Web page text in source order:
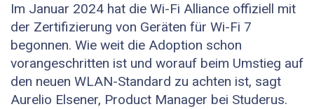
Im Januar 2024 hat die Wi-Fi Alliance offiziell mit
der Zertifizierung von Geräten für ­Wi-Fi 7
begonnen. Wie weit die Adoption schon
vorangeschritten ist und worauf beim Umstieg auf
den neuen WLAN-Standard zu achten ist, sagt
Aurelio ­Elsener, Product ­Manager bei Studerus.